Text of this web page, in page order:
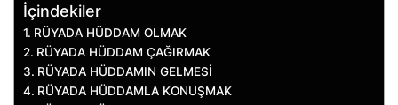
İçindekiler
RÜYADA HÜDDAM OLMAK
RÜYADA HÜDDAM ÇAĞIRMAK
RÜYADA HÜDDAMIN GELMESİ
RÜYADA HÜDDAMLA KONUŞMAK